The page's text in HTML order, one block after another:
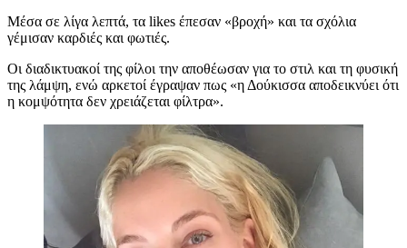
Μέσα σε λίγα λεπτά, τα likes έπεσαν «βροχή» και τα σχόλια
γέμισαν καρδιές και φωτιές.
Οι διαδικτυακοί της φίλοι την αποθέωσαν για το στιλ και τη φυσική
της λάμψη, ενώ αρκετοί έγραψαν πως «η Δούκισσα αποδεικνύει ότι
η κομψότητα δεν χρειάζεται φίλτρα».